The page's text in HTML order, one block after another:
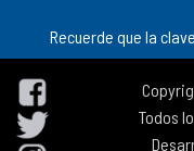
Recuerde que la
Todos